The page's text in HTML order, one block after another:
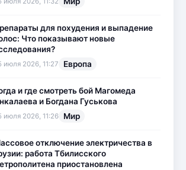
для похудения и выпадение
Что показывают новые
июля 2026, 11:27 Европа
и где смотреть бой Магомеда
и Богдана Гуськова
июля 2026, 11:26 Мир
отключение электричества в
работа Тбилисского
приостановлена